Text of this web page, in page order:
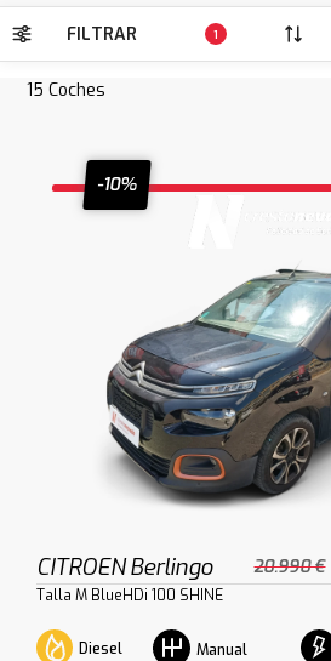
FILTRAR 1
15 Coches
-10%
CITROEN Berlingo 20.990 €
Talla M BlueHDi 100 SHINE
Diesel Manual